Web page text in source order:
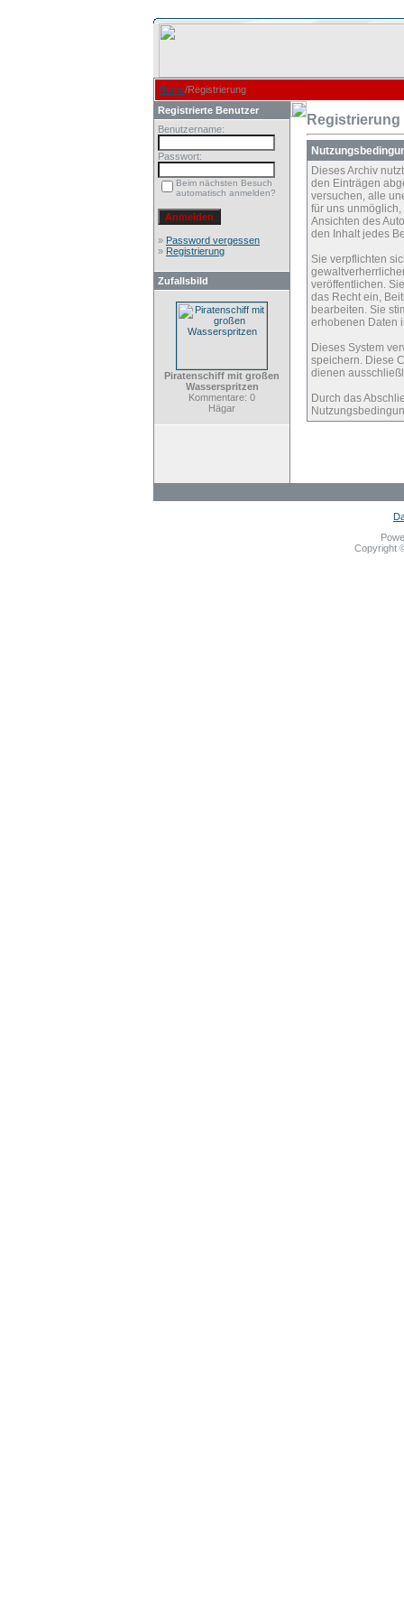
Home/Registrierung
Registrierte Benutzer
Benutzername:
Passwort:
Beim nächsten Besuch
automatisch anmelden?
» Password vergessen
» Registrierung
Zufallsbild
Piratenschiff mit großen
Wasserspritzen
Kommentare: 0
Hägar
Registrierung
Dieses Archiv
den Einträgen
versuchen, alle
für uns
Ansichten des
den Inhalt jedes
Sie verpflichten
veröffentlichen.
das Recht ein,
bearbeiten. Sie
erhobenen Daten
Dieses System
speichern. Diese
dienen
Durch das
Copyright